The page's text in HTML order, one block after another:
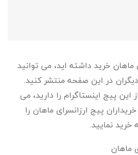
ماهان خرید داشته اید، می توانید
در این صفحه منتشر کنید.
پیج اینستاگرام را دارید، می
خریداران پیج ارزانسرای ماهان را
نمایید.
ماهان